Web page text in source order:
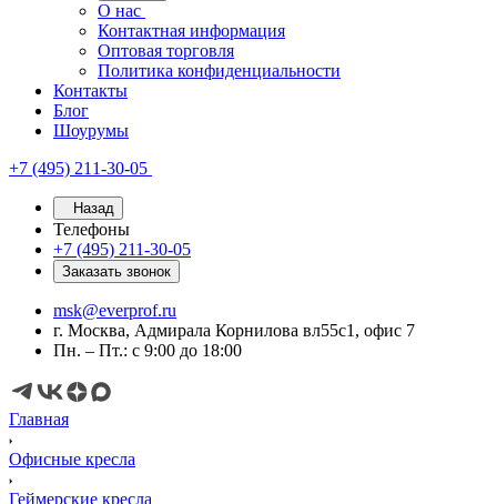
О нас
Контактная информация
Оптовая торговля
Политика конфиденциальности
Контакты
Блог
Шоурумы
+7 (495) 211-30-05
Назад
Телефоны
+7 (495) 211-30-05
Заказать звонок
msk@everprof.ru
г. Москва, Адмирала Корнилова вл55с1, офис 7
Пн. – Пт.: с 9:00 до 18:00
Главная
Офисные кресла
Геймерские кресла